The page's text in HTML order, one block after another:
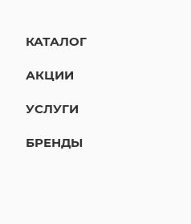
КАТАЛОГ
АКЦИИ
УСЛУГИ
БРЕНДЫ